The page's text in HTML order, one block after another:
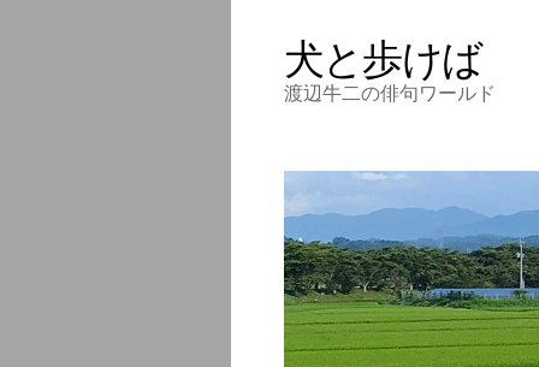
犬と歩けば
渡辺牛二の俳句ワールド